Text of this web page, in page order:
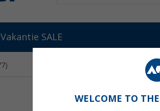
Vakantie SALE
VAUDEWELCOME TO